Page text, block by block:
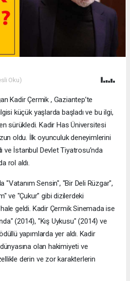
Oku)
Kadir Çermik , Gaziantep’te
küçük yaşlarda başladı ve bu ilgi,
sürükledi. Kadir Has Üniversitesi
oldu. İlk oyunculuk deneyimlerini
ve İstanbul Devlet Tiyatrosu’nda
rol aldı.
"Vatanım Sensin", "Bir Deli Rüzgar",
ve "Çukur" gibi dizilerdeki
geldi. Kadir Çermik Sinemada ise
(2014), "Kış Uykusu" (2014) ve
yapımlarda yer aldı. Kadir
olan hakimiyeti ve
derin ve zor karakterlerin